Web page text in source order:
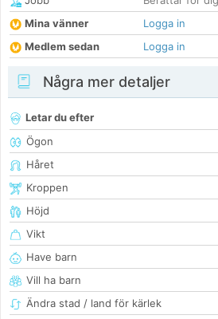
Mina vänner
Logga in
Medlem sedan
Logga in
Några mer detaljer
Letar du efter
Ögon
Håret
Kroppen
Höjd
Vikt
Have barn
Vill ha barn
Ändra stad / land för kärlek